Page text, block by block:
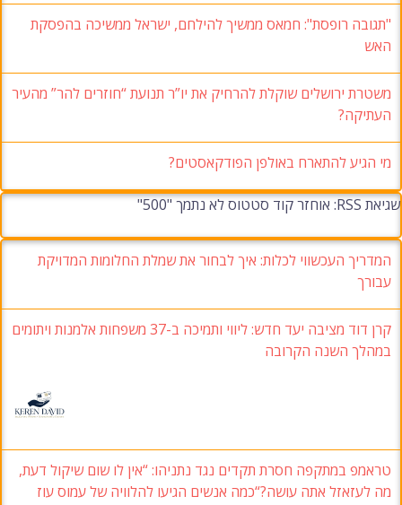
"תגובה רופסת": חמאס ממשיך להילחם, ישראל ממשיכה בהפסקת
האש
משטרת ירושלים שוקלת להרחיק את יו”ר תנועת “חוזרים להר” מהעיר
העתיקה?
מי הגיע להתארח באולפן הפודקאסטים?
שגיאת RSS: אוחזר קוד סטטוס לא נתמך "500"
המדריך העכשווי לכלות: איך לבחור את שמלת החלומות המדויקת
עבורך
קרן דוד מציבה יעד חדש: ליווי ותמיכה ב-37 משפחות אלמנות ויתומים
במהלך השנה הקרובה
טראמפ במתקפה חסרת תקדים נגד נתניהו: “אין לו שום שיקול דעת,
מה לעזאזל אתה עושה?“כמה אנשים הגיעו להלוויה של עמוס עוז